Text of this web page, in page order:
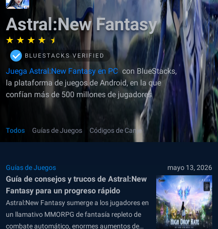
Astral:New Fantasy
BLUESTACKS VERIFIED
Juega Astral:New Fantasy en PC con BlueStacks,
la plataforma de juegos de Android, en la que
confían más de 500 millones de jugadores
Todos Guías de Juegos Códigos de Canje
Guías de Juegos mayo 13, 2026
Guía de consejos y trucos de Astral:New
Fantasy para un progreso rápido
Astral:New Fantasy sumerge a los jugadores en
un llamativo MMORPG de fantasía repleto de
combate automático, enormes aumentos de